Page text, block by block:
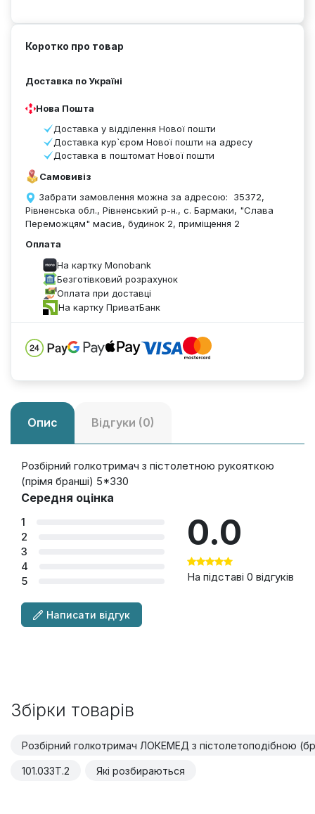
Коротко про товар
Доставка по Україні
Нова Пошта
Доставка у відділення Нової пошти
Доставка кур`єром Нової пошти на адресу
Доставка в поштомат Нової пошти
Самовивіз
Забрати замовлення можна за адресою: 35372,
Рівненська обл., Рівненський р-н., с. Бармаки, "Слава
Переможцям" масив, будинок 2, приміщення 2
Оплата
На картку Monobank
Безготівковий розрахунок
Оплата при доставці
На картку ПриватБанк
Опис Відгуки (0)
Розбірний голкотримач з пістолетною рукояткою
(прімя бранші) 5*330
Середня оцінка
1
2
3
4
5
0.0
На підставі 0 відгуків
Написати відгук
Збірки товарів
Розбірний голкотримач ЛОКЕМЕД з пістолетоподібною
101.033T.2 Які розбираються